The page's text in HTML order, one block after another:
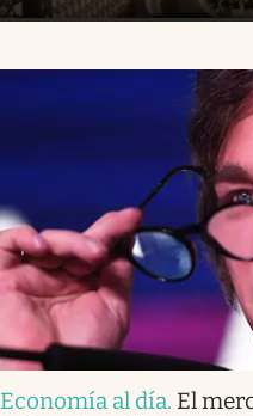
Economía al día. El